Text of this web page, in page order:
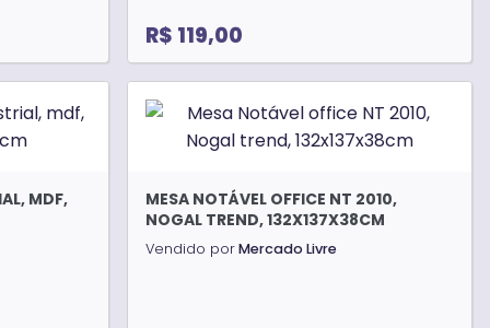
R$ 119,00
MDF,
MESA NOTÁVEL OFFICE NT 2010,
NOGAL TREND, 132X137X38CM
Vendido porMercado Livre